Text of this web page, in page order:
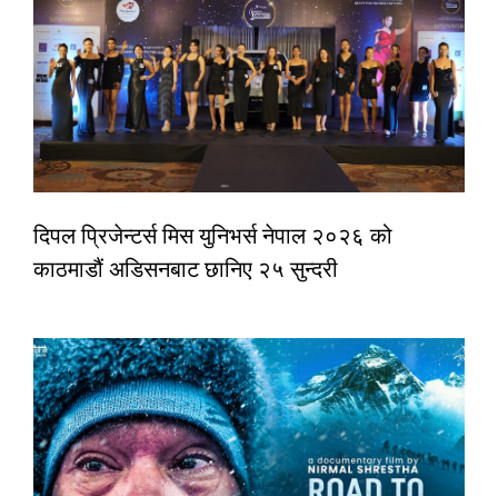
दिपल प्रिजेन्टर्स मिस युनिभर्स नेपाल २०२६ को
काठमाडौं अडिसनबाट छानिए २५ सुन्दरी